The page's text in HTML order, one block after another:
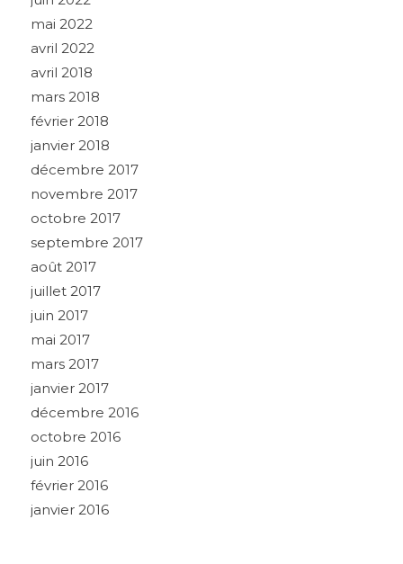
mai 2022
avril 2022
avril 2018
mars 2018
février 2018
janvier 2018
décembre 2017
novembre 2017
octobre 2017
septembre 2017
août 2017
juillet 2017
juin 2017
mai 2017
mars 2017
janvier 2017
décembre 2016
octobre 2016
juin 2016
février 2016
janvier 2016